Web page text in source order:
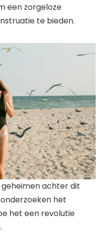
een ​​zorgeloze
te bieden.
achter dit
het
het een revolutie